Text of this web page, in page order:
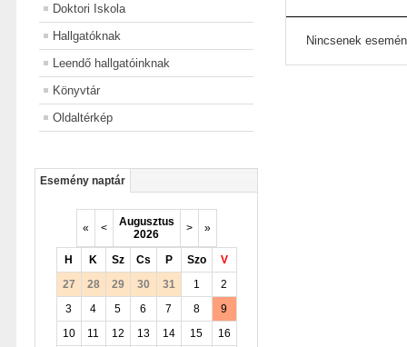
Doktori Iskola
Hallgatóknak
Leendő hallgatóinknak
Könyvtár
Oldaltérkép
Esemény naptár
« <
Augusztus
2026
> »
H K Sz Cs P Szo
V
27
28 29 30 31 1
2
3
4 5 6 7 8
9
10
11 12 13 14 15
16
Nincsenek